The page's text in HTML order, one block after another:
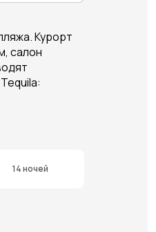
Курорт
салон
14 ночей